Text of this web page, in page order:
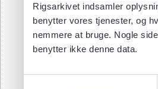
Rigsarkivet indsamler
benytter vores tjenester, og
nemmere at bruge. Nogle
benytter ikke denne data.
86
87
88
89